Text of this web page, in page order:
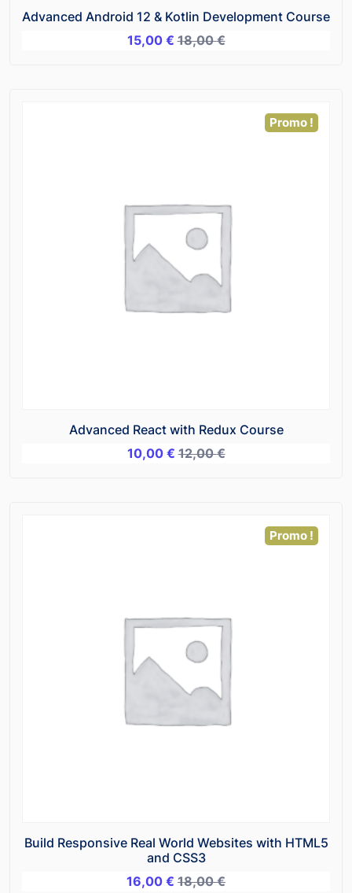
Advanced Android 12 & Kotlin Development Course
15,00 € 18,00€
Promo !
Advanced React with Redux Course
10,00 € 12,00€
Promo !
Build Responsive Real World Websites with HTML5
and CSS3
16,00 € 18,00€